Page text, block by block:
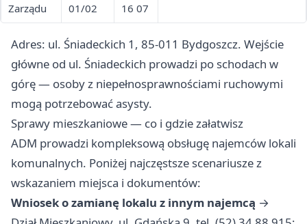
Zarządu
01/02
16 07
Adres: ul. Śniadeckich 1, 85-011 Bydgoszcz. Wejście
główne od ul. Śniadeckich prowadzi po schodach w
górę — osoby z niepełnosprawnościami ruchowymi
mogą potrzebować asysty.
Sprawy mieszkaniowe — co i gdzie załatwisz
ADM prowadzi kompleksową obsługę najemców lokali
komunalnych. Poniżej najczęstsze scenariusze z
wskazaniem miejsca i dokumentów:
Wniosek o zamianę lokalu z innym najemcą →